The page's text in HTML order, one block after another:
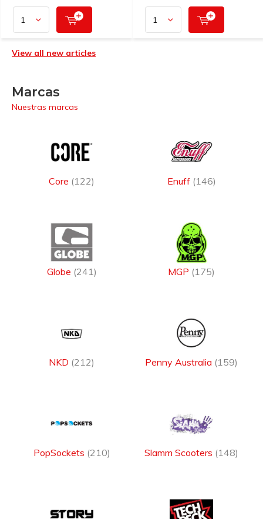
View all new articles
Marcas
Nuestras marcas
Core (122) Enuff (146)
Globe (241) MGP (175)
NKD (212) Penny Australia (159)
PopSockets (210) Slamm Scooters (148)